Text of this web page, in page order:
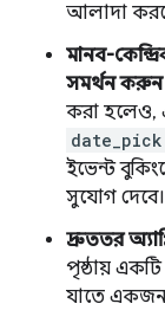
আলাদা
মানব-
সমর্থন করুন
করা হলেও,
date_pick
ইভেন্ট
সুযোগ দেবে।
দ্রুততর
পৃষ্ঠায় একটি
যাতে একজন